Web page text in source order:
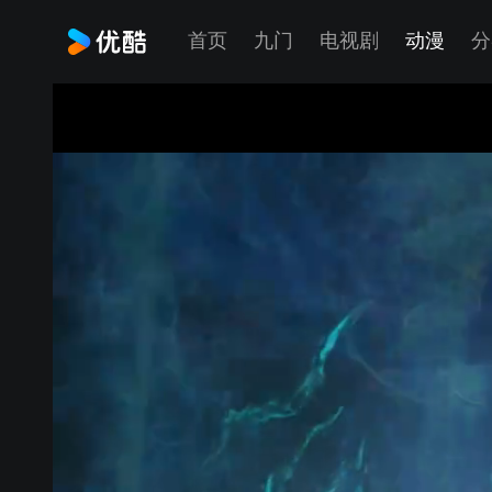
首页 九门 电视剧 动漫